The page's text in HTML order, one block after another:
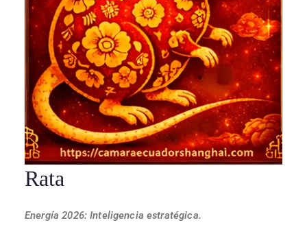
Rata
Energía 2026: Inteligencia estratégica.